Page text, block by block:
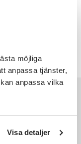
möjliga
anpassa tjänster,
anpassa vilka
Visa detaljer
delaktighet.
som kan